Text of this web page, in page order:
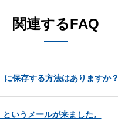
関連するFAQ
保存する方法はありますか？
いうメールが来ました。